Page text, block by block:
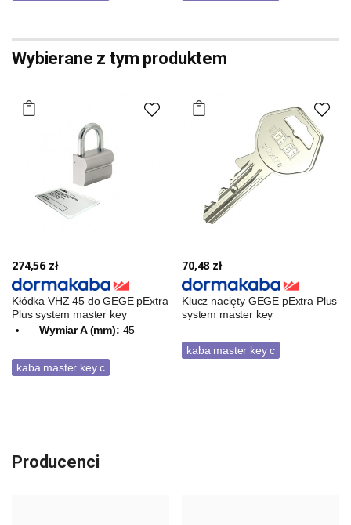
Wybierane z tym produktem
274,56 zł
Kłódka VHZ 45 do GEGE pExtra
Plus system master key
Wymiar A (mm): 45
kaba master key c
70,48 zł
Klucz nacięty GEGE pExtra Plus
system master key
kaba master key c
Producenci